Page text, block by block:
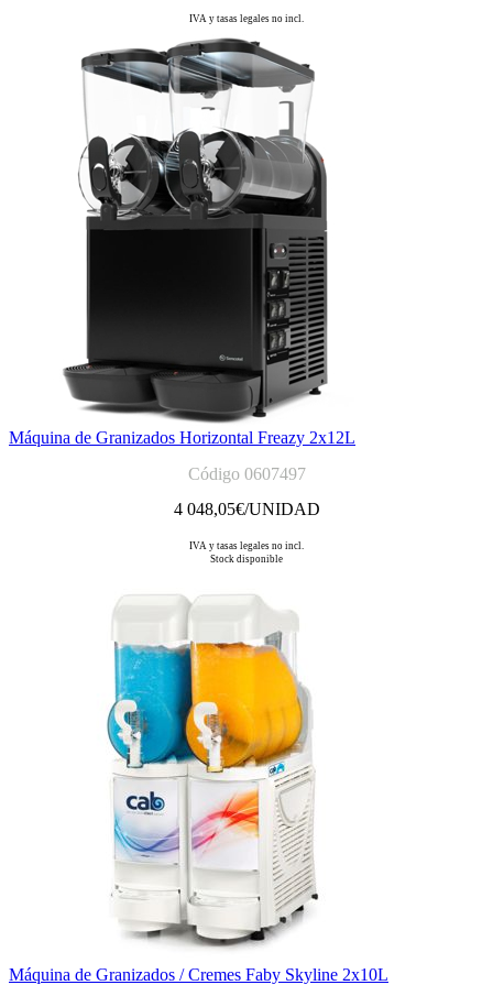
IVA y tasas legales no incl.
Máquina de Granizados Horizontal Freazy 2x12L
Código 0607497
4 048,05€/UNIDAD
IVA y tasas legales no incl.
Stock disponible
Máquina de Granizados / Cremes Faby Skyline 2x10L